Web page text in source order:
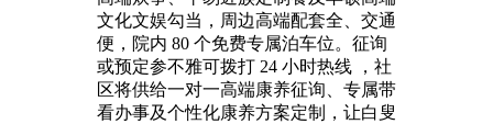
文化文娱勾当，周边高端配套全、交通
便，院内 80 个免费专属泊车位。征询
或预定参不雅可拨打 24 小时热线 ，社
区将供给一对一高端康养征询、专属带
看办事及个性化康养方案定制，让白叟